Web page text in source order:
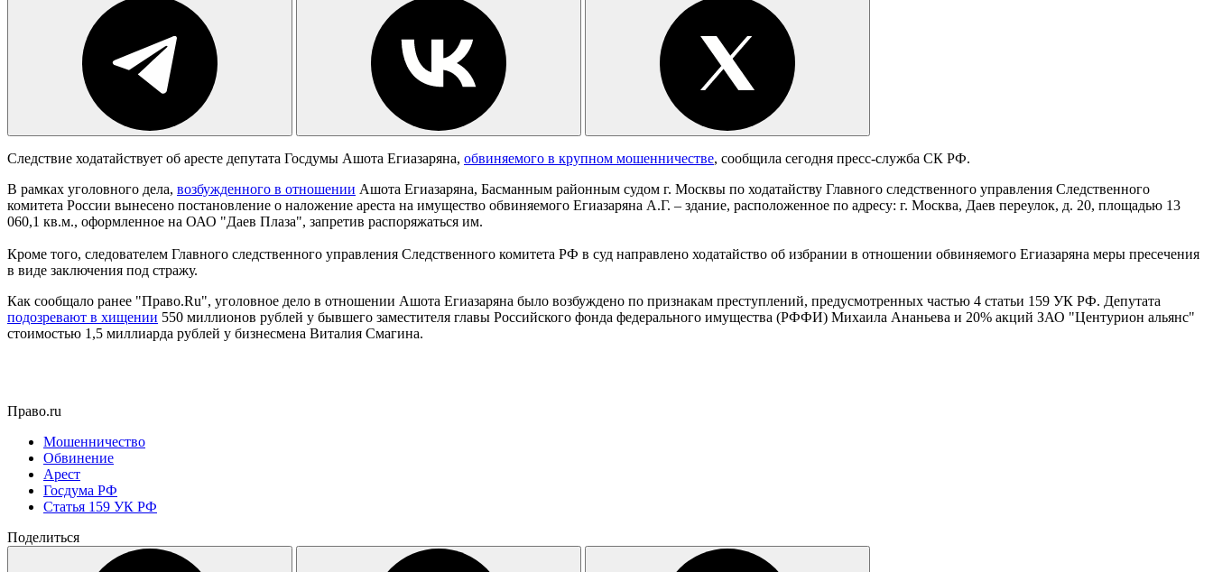
Следствие ходатайствует об аресте депутата Госдумы Ашота Егиазаряна, обвиняемого в крупном мошенничестве, сообщила сегодня пресс-служба СК РФ.
В рамках уголовного дела, возбужденного в отношении Ашота Егиазаряна, Басманным районным судом г. Москвы по ходатайству Главного следственного управления Следственного
комитета России вынесено постановление о наложение ареста на имущество обвиняемого Егиазаряна А.Г. – здание, расположенное по адресу: г. Москва, Даев переулок, д. 20, площадью 13
060,1 кв.м., оформленное на ОАО "Даев Плаза", запретив распоряжаться им.
Кроме того, следователем Главного следственного управления Следственного комитета РФ в суд направлено ходатайство об избрании в отношении обвиняемого Егиазаряна меры пресечения
в виде заключения под стражу.
Как сообщало ранее "Право.Ru", уголовное дело в отношении Ашота Егиазаряна было возбуждено по признакам преступлений, предусмотренных частью 4 статьи 159 УК РФ. Депутата
подозревают в хищении 550 миллионов рублей у бывшего заместителя главы Российского фонда федерального имущества (РФФИ) Михаила Ананьева и 20% акций ЗАО "Центурион альянс"
стоимостью 1,5 миллиарда рублей у бизнесмена Виталия Смагина.
Право.ru
Мошенничество
Обвинение
Арест
Госдума РФ
Статья 159 УК РФ
Поделиться